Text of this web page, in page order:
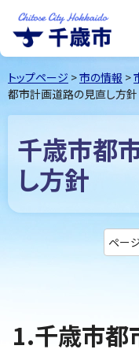
千歳市Chitose
City Hokkaido
トップページ >市の情報 >
都市計画道路の見直し方針
千歳市都
し方針
ペー
1.千歳市都